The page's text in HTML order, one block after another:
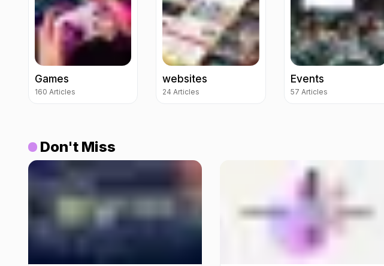
Games
160 Articles
websites
24 Articles
Events
57 Articles
Don't Miss